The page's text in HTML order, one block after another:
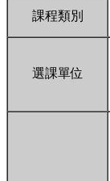
課程類別
選課單位